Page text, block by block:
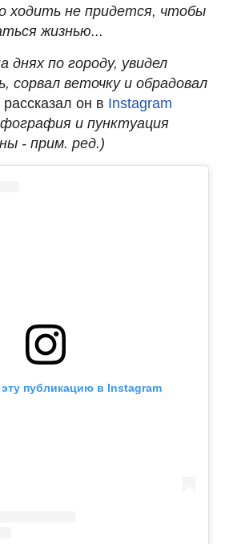
ходить не придется, чтобы
жизнью...
днях по городу, увидел
сорвал веточку и обрадовал
рассказал он в Instagram
и пунктуация
- прим. ред.)
публикацию в Instagram